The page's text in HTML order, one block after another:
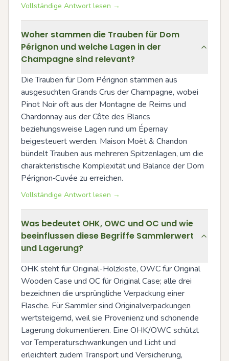
Vollständige Antwort lesen →
Woher stammen die Trauben für Dom
Pérignon und welche Lagen in der
Champagne sind relevant?
Die Trauben für Dom Pérignon stammen aus
ausgesuchten Grands Crus der Champagne, wobei
Pinot Noir oft aus der Montagne de Reims und
Chardonnay aus der Côte des Blancs
beziehungsweise Lagen rund um Épernay
beigesteuert werden. Maison Moët & Chandon
bündelt Trauben aus mehreren Spitzenlagen, um die
charakteristische Komplexität und Balance der Dom
Pérignon‑Cuvée zu erreichen.
Vollständige Antwort lesen →
Was bedeutet OHK, OWC und OC und wie
beeinflussen diese Begriffe Sammlerwert
und Lagerung?
OHK steht für Original-Holzkiste, OWC für Original
Wooden Case und OC für Original Case; alle drei
bezeichnen die ursprüngliche Verpackung einer
Flasche. Für Sammler sind Originalverpackungen
wertsteigernd, weil sie Provenienz und schonende
Lagerung dokumentieren. Eine OHK/OWC schützt
vor Temperaturschwankungen und Licht und
erleichtert zudem Transport und Versicherung,